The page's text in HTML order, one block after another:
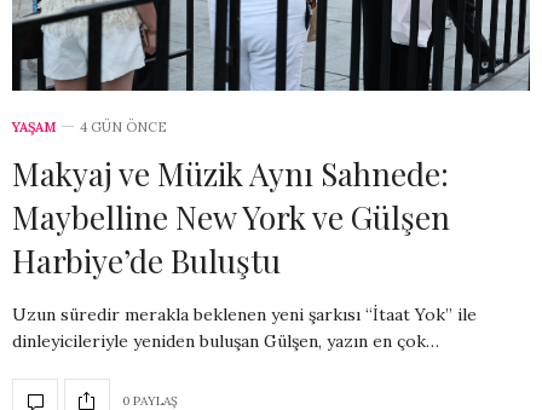
YAŞAM 4 GÜN ÖNCE
Makyaj ve Müzik Aynı Sahnede:
Maybelline New York ve Gülşen
Harbiye’de Buluştu
Uzun süredir merakla beklenen yeni şarkısı “İtaat Yok” ile
dinleyicileriyle yeniden buluşan Gülşen, yazın en çok…
0 PAYLAŞ